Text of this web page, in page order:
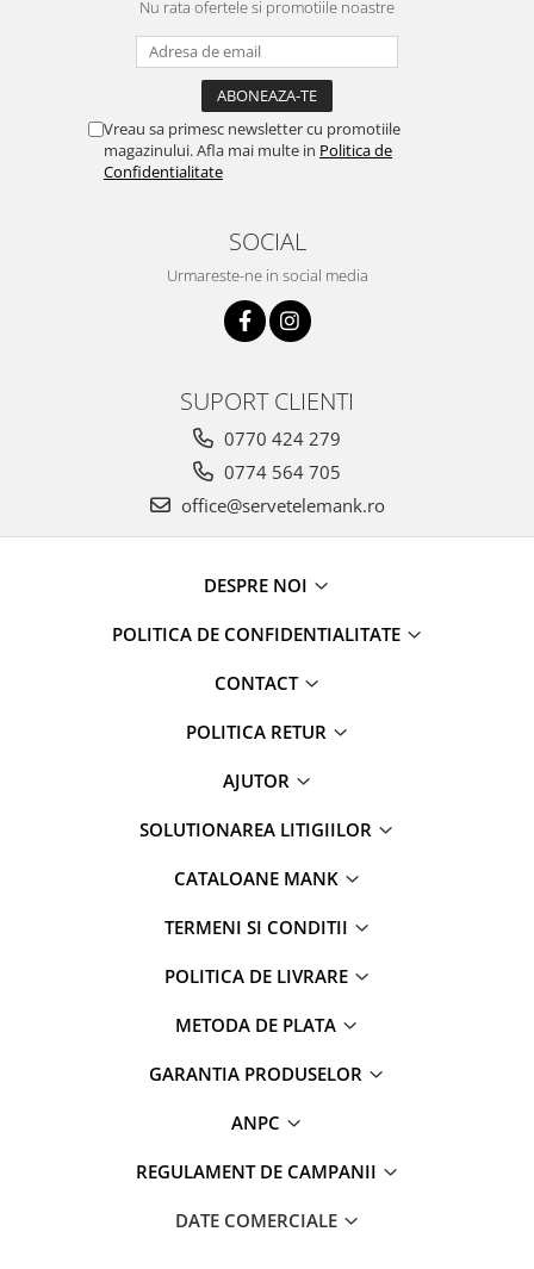
Nu rata ofertele si promotiile noastre
Vreau sa primesc newsletter cu promotiile
magazinului. Afla mai multe in Politica de
Confidentialitate
SOCIAL
Urmareste-ne in social media
SUPORT CLIENTI
0770 424 279
0774 564 705
office@servetelemank.ro
DESPRE NOI
POLITICA DE CONFIDENTIALITATE
CONTACT
POLITICA RETUR
AJUTOR
SOLUTIONAREA LITIGIILOR
CATALOANE MANK
TERMENI SI CONDITII
POLITICA DE LIVRARE
METODA DE PLATA
GARANTIA PRODUSELOR
ANPC
REGULAMENT DE CAMPANII
DATE COMERCIALE